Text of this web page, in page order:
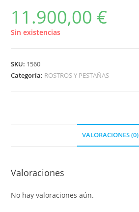
11.900,00 €
Sin existencias
SKU: 1560
Categoría: ROSTROS Y PESTAÑAS
VALORACIONES (0)
Valoraciones
No hay valoraciones aún.